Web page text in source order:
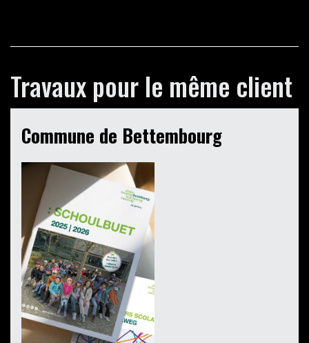
Travaux pour le même client
Commune de Bettembourg